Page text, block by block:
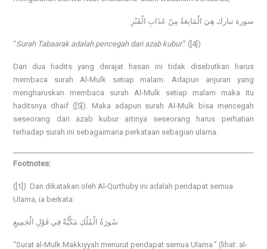
سورة تبارك هِيَ الْمَانِعَةُ مِنْ عَذَابِ الْقَبْرِ
“Surah Tabaarak adalah pencegah dari azab kubur.” ([4])
Dari dua hadits yang derajat hasan ini tidak disebutkan harus
membaca surah Al-Mulk setiap malam. Adapun anjuran yang
mengharuskan membaca surah Al-Mulk setiap malam maka itu
haditsnya dhaif ([5]). Maka adapun surah Al-Mulk bisa mencegah
seseorang dari azab kubur artinya seseorang harus perhatian
terhadap surah ini sebagaimana perkataan sebagian ulama.
Footnotes:
([1]) Dan dikatakan oleh Al-Qurthuby ini adalah pendapat semua
Ulama, ia berkata:
سُورَةُ الْمُلْكِ مَكِّيَّةٌ فِي قَوْلِ الْجَمِيعِ
“Surat al-Mulk Makkiyyah menurut pendapat semua Ulama.” (lihat: al-